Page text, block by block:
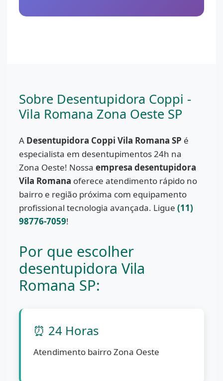
Sobre Desentupidora Coppi -
Vila Romana Zona Oeste SP
A Desentupidora Coppi Vila Romana SP é
especialista em desentupimentos 24h na
Zona Oeste! Nossaempresa desentupidora
Vila Romana oferece atendimento rápido no
bairro e região próxima com equipamento
profissional tecnologia avançada. Ligue(11)
98776-7059!
Por que escolher
desentupidora Vila
Romana SP:
⏰ 24 Horas
Atendimento bairro Zona Oeste